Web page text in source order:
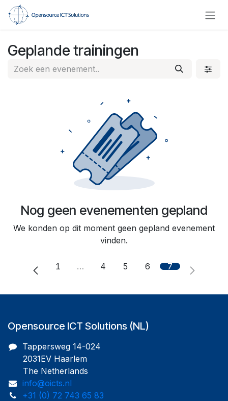
Overslaan naar inhoud
Geplande trainingen
Nog geen evenementen gepland
We konden op dit moment geen gepland evenement
vinden.
1 … 4 5 6 7
Opensource ICT Solutions (NL)
Tappersweg 14-024
2031EV Haarlem
The Netherlands
info@oicts.nl
+31 (0) 72 743 65 83